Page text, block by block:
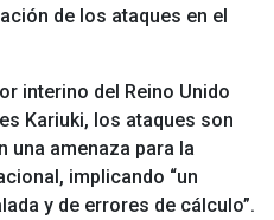
de los ataques en el
interino del Reino Unido
Kariuki, los ataques son
una amenaza para la
implicando “un
y de errores de cálculo”.